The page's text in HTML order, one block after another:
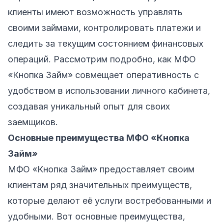
клиенты имеют возможность управлять
своими займами, контролировать платежи и
следить за текущим состоянием финансовых
операций. Рассмотрим подробно, как МФО
«Кнопка Займ» совмещает оперативность с
удобством в использовании личного кабинета,
создавая уникальный опыт для своих
заемщиков.
Основные преимущества МФО «Кнопка
Займ»
МФО «Кнопка Займ» предоставляет своим
клиентам ряд значительных преимуществ,
которые делают её услуги востребованными и
удобными. Вот основные преимущества,